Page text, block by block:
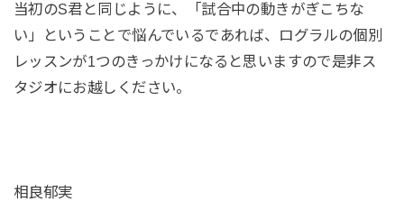
当初のS君と同じように、「試合中の動きがぎこちな
い」ということで悩んでいるであれば、ログラルの個別
レッスンが1つのきっかけになると思いますので是非ス
タジオにお越しください。
相良郁実